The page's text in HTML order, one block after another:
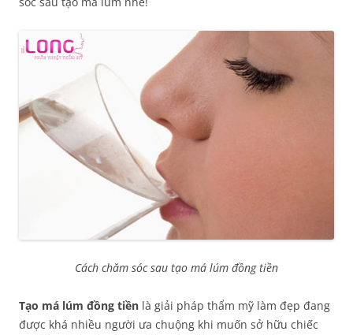
Cách chăm sóc sau tạo má lúm đồng tiền
Tạo má lúm đồng tiền là giải pháp thẩm mỹ làm đẹp đang
được khá nhiều người ưa chuộng khi muốn sở hữu chiếc